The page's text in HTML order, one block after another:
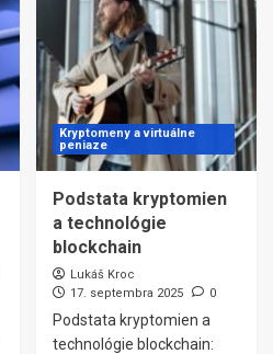
Kryptomeny a virtuálne
peniaze
Podstata kryptomien
a technológie
blockchain
Lukáš Kroc
17. septembra 2025
0
Podstata kryptomien a
technológie blockchain: